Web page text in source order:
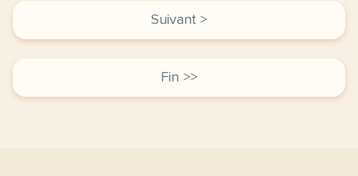
Suivant >
Fin >>